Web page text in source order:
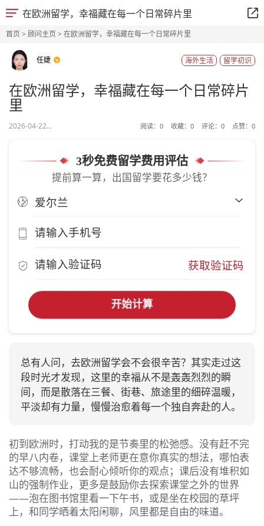
在欧洲留学，幸福藏在每一个日常碎片里
首页> 顾问主页> 在欧洲留学，幸福藏在每一个日常碎片里
任婕 留学初识
海外生活
在欧洲留学，幸福藏在每一个日常碎片
里
2026-04-22... 阅读： 0 收藏： 0 评论： 0 点赞： 0
3秒免费留学费用评估
提前算一算，出国留学要花多少钱？
获取验证码
开始计算
总有人问，去欧洲留学会不会很辛苦？其实走过这
段时光才发现，这里的幸福从不是轰轰烈烈的瞬
间，而是散落在三餐、街巷、旅途里的细碎温暖，
平淡却有力量，慢慢治愈着每一个独自奔赴的人。
初到欧洲时，打动我的是节奏里的松弛感。没有赶不完
的早八内卷，课堂上老师更在意你真实的想法，哪怕表
达不够流畅，也会耐心倾听你的观点；课后没有堆积如
山的强制作业，更多是鼓励你去探索课堂之外的世界
——泡在图书馆里看一下午书，或是坐在校园的草坪
上，和同学晒着太阳闲聊，风里都是自由的味道。